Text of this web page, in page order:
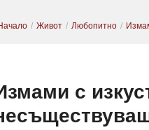
Живот Любопитно
с